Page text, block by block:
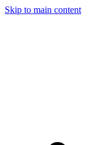
Skip to main content